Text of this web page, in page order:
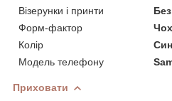
Візерунки і принти
Без
Форм-фактор
Колір
Модель телефону
Приховати